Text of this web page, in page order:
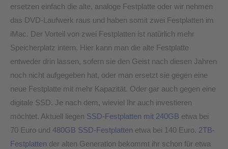
ersetzen einfach die alte, analoge Festplatte oder wir nehmen
das DVD-Laufwerk raus und haben somit zwei Festplatten im
iMac. Der Vorteil von zwei Festplatten ist natürlich mehr
Speicherplatz intern. Hier kann man die alte Festplatte
entweder drin lassen, sofern sie den Geist nach diesen Jahren
noch nicht aufgegeben hat, oder man ersetzt sie gegen eine
neue Festplatte mit mehr Kapazität. Oder gar auch gegen eine
digitale SSD. Je nach dem, wieviel Ihr auch investieren
möchtet. Aktuell liegen SSD-Festplatten mit 240GB etwa bei
70 Euro und 480GB SSD-Festplatten etwa bei 140 Euro. 2TB-
Festplatten der alten Generation bekommt ihr schon für etwa